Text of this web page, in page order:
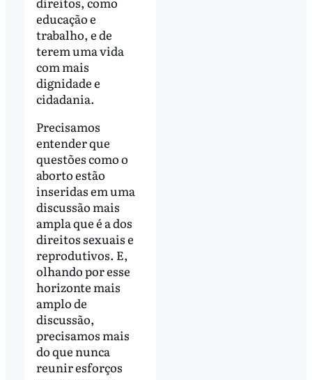
educação e
trabalho, e de
terem uma vida
com mais
dignidade e
cidadania.
Precisamos
entender que
questões como o
aborto estão
inseridas em uma
discussão mais
ampla que é a dos
direitos sexuais e
reprodutivos. E,
olhando por esse
horizonte mais
amplo de
discussão,
precisamos mais
do que nunca
reunir esforços